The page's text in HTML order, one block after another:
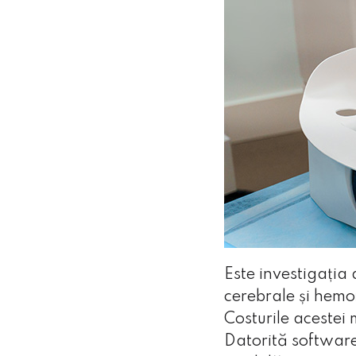
Este investigația
cerebrale și
Costurile acestei
Datorită